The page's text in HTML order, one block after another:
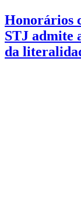
Honorários
STJ admite
da